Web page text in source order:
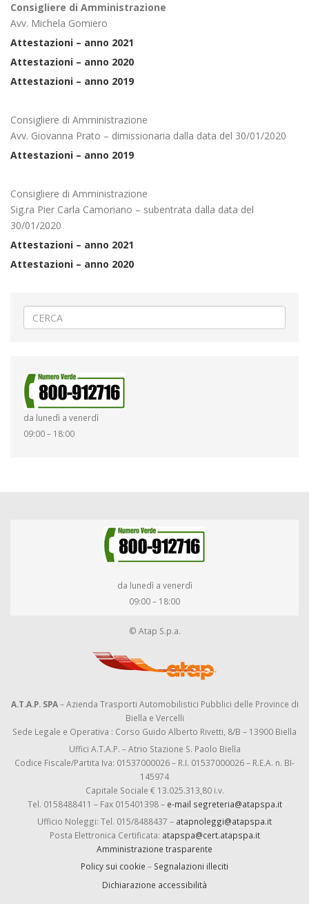
Consigliere di Amministrazione
Avv. Michela Gomiero
Attestazioni – anno 2021
Attestazioni – anno 2020
Attestazioni – anno 2019
Consigliere di Amministrazione
Avv. Giovanna Prato – dimissionaria dalla data del 30/01/2020
Attestazioni – anno 2019
Consigliere di Amministrazione
Sig.ra Pier Carla Camoriano – subentrata dalla data del
30/01/2020
Attestazioni – anno 2021
Attestazioni – anno 2020
da lunedì a venerdì
09:00 – 18:00
da lunedì a venerdì
09:00 – 18:00
© Atap S.p.a.
A.T.A.P. SPA– Azienda Trasporti Automobilistici Pubblici delle Province di
Biella e Vercelli
Sede Legale e Operativa : Corso Guido Alberto Rivetti, 8/B – 13900 Biella
Uffici A.T.A.P. – Atrio Stazione S. Paolo Biella
Codice Fiscale/Partita Iva: 01537000026 – R.I. 01537000026 – R.E.A. n. BI-
145974
Capitale Sociale € 13.025.313,80 i.v.
Tel. 0158488411 – Fax 015401398 – e-mail segreteria@atapspa.it
Ufficio Noleggi: Tel. 015/8488437 – atapnoleggi@atapspa.it
Posta Elettronica Certificata: atapspa@cert.atapspa.it
Amministrazione trasparente
Policy sui cookie – Segnalazioni illeciti
Dichiarazione accessibilità